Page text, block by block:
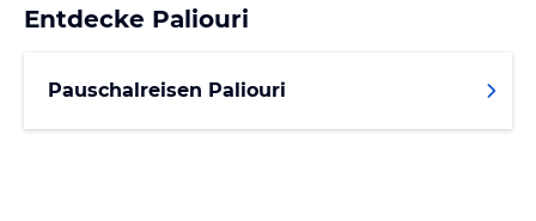
Entdecke Paliouri
Pauschalreisen Paliouri